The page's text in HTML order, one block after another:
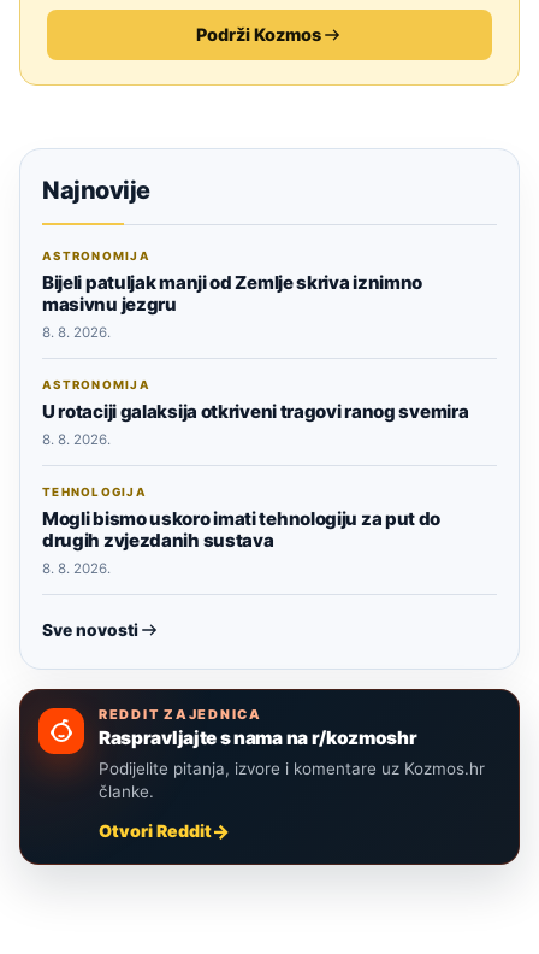
Podrži Kozmos
Najnovije
ASTRONOMIJA
Bijeli patuljak manji od Zemlje skriva iznimno
masivnu jezgru
8. 8. 2026.
ASTRONOMIJA
U rotaciji galaksija otkriveni tragovi ranog svemira
8. 8. 2026.
TEHNOLOGIJA
Mogli bismo uskoro imati tehnologiju za put do
drugih zvjezdanih sustava
8. 8. 2026.
Sve novosti
REDDIT ZAJEDNICA
Raspravljajte s nama na r/kozmoshr
Podijelite pitanja, izvore i komentare uz Kozmos.hr
članke.
Otvori Reddit